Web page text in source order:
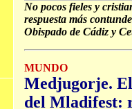
No pocos fieles y
respuesta más
Obispado de Cádiz y
MUNDO
Medjugorje. El
del Mladifest: